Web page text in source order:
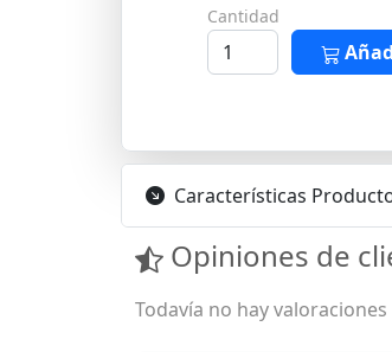
Cantidad
Características
Opiniones de
Todavía no hay